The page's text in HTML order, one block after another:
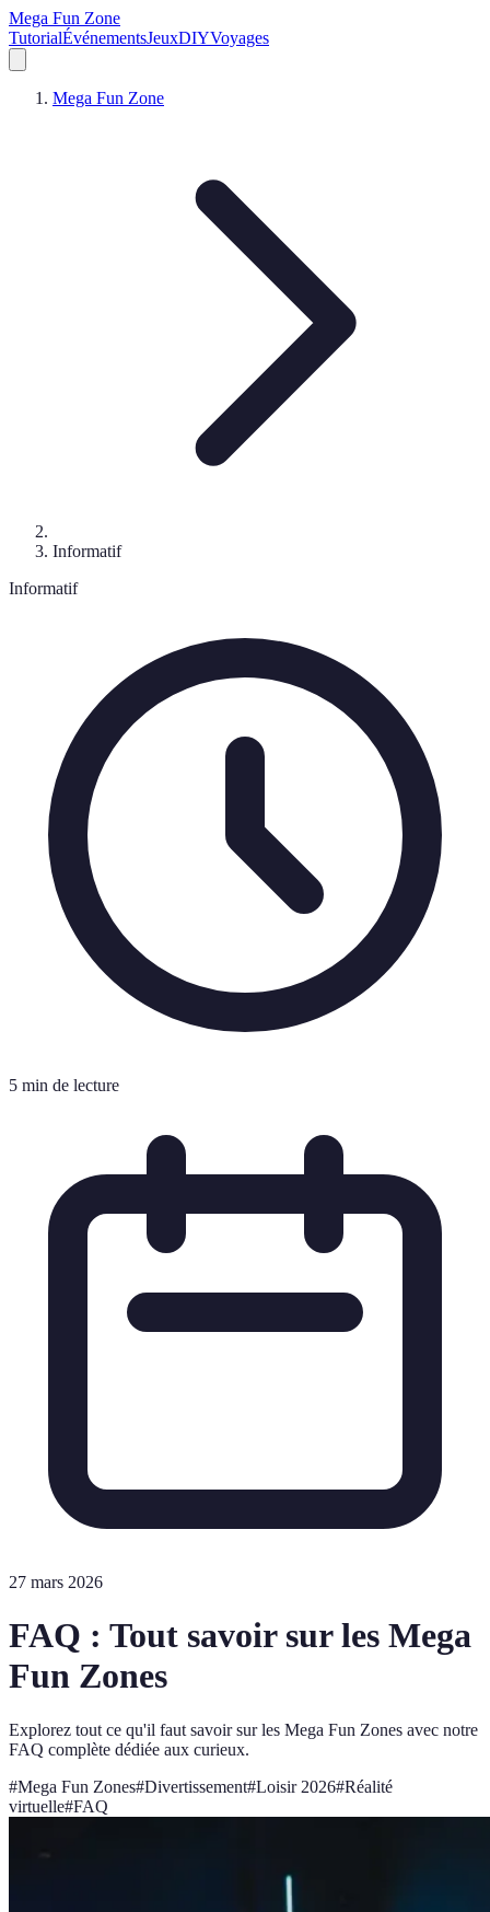
Mega Fun Zone
TutorialÉvénementsJeuxDIYVoyages
Mega Fun Zone
Informatif
Informatif
5 min de lecture
27 mars 2026
FAQ : Tout savoir sur les Mega
Fun Zones
Explorez tout ce qu'il faut savoir sur les Mega Fun Zones avec notre
FAQ complète dédiée aux curieux.
#Mega Fun Zones#Divertissement#Loisir 2026#Réalité
virtuelle#FAQ